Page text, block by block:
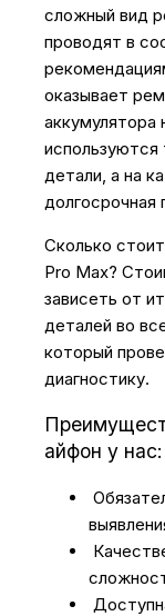
сложный вид
проводят в
оказывает
аккумулятора
используются
детали, а на
долгосрочная
Сколько
Pro Max?
зависеть от
деталей во
который
диагностику.
айфон у нас: